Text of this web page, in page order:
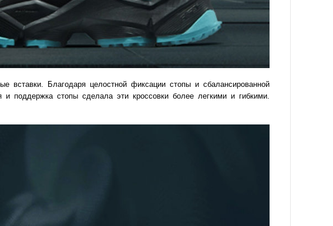
вставки. Благодаря целостной фиксации стопы и сбалансированной
поддержка стопы сделала эти кроссовки более легкими и гибкими.